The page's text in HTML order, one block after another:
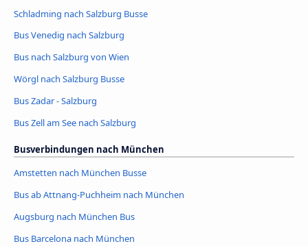
Schladming nach Salzburg Busse
Bus Venedig nach Salzburg
Bus nach Salzburg von Wien
Wörgl nach Salzburg Busse
Bus Zadar - Salzburg
Bus Zell am See nach Salzburg
Busverbindungen nach München
Amstetten nach München Busse
Bus ab Attnang-Puchheim nach München
Augsburg nach München Bus
Bus Barcelona nach München